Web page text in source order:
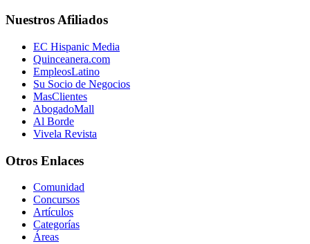
Nuestros Afiliados
EC Hispanic Media
Quinceanera.com
EmpleosLatino
Su Socio de Negocios
MasClientes
AbogadoMall
Al Borde
Vivela Revista
Otros Enlaces
Comunidad
Concursos
Artículos
Categorías
Áreas